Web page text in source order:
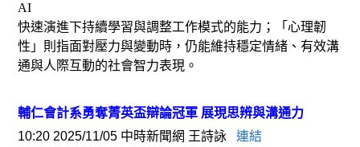
AI
快速演進下持續學習與調整工作模式的能力；「心理韌
性」則指面對壓力與變動時，仍能維持穩定情緒、有效溝
通與人際互動的社會智力表現。
輔仁會計系勇奪菁英盃辯論冠軍 展現思辨與溝通力
10:20 2025/11/05 中時新聞網 王詩詠連結